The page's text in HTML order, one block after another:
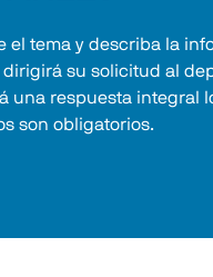
el tema y describa la
dirigirá su solicitud al
una respuesta integral
son obligatorios.